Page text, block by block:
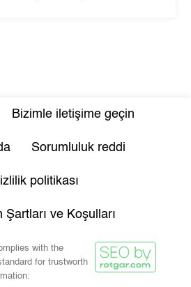
Bizimle iletişime geçin
Sorumluluk reddi
politikası
Şartları ve Koşulları
with the
for trustworth